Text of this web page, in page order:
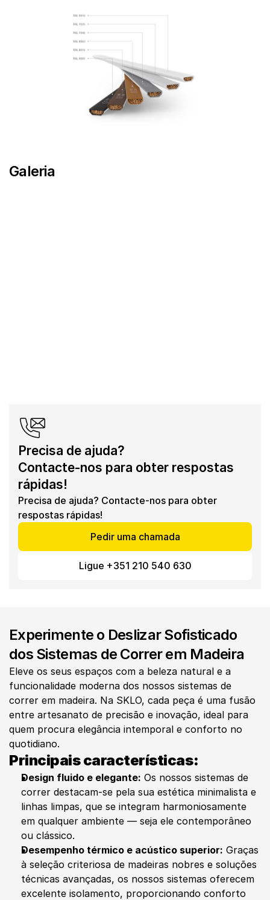
transmissão térmica para toda a janela. Os caixilhos
estão disponíveis em várias cores RAL.
Galeria
Precisa de ajuda?
Contacte-nos para obter respostas
rápidas!
Precisa de ajuda? Contacte-nos para obter
respostas rápidas!
Pedir uma chamada
Ligue +351 210 540 630
Experimente o Deslizar Sofisticado
dos Sistemas de Correr em Madeira
Eleve os seus espaços com a beleza natural e a
funcionalidade moderna dos nossos sistemas de
correr em madeira. Na SKLO, cada peça é uma fusão
entre artesanato de precisão e inovação, ideal para
quem procura elegância intemporal e conforto no
quotidiano.
Principais características:
Design fluido e elegante: Os nossos sistemas de
correr destacam-se pela sua estética minimalista e
linhas limpas, que se integram harmoniosamente
em qualquer ambiente — seja ele contemporâneo
ou clássico.
Desempenho térmico e acústico superior: Graças
à seleção criteriosa de madeiras nobres e soluções
técnicas avançadas, os nossos sistemas oferecem
excelente isolamento, proporcionando conforto